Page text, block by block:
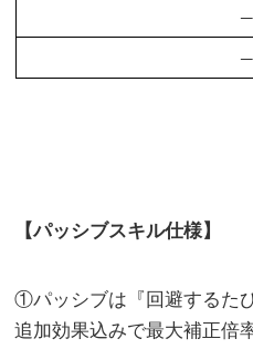
–
–
【パッシブスキル仕様】
①パッシブは『回避するた
追加効果込みで最大補正倍